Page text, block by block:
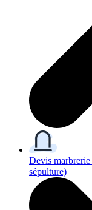
Devis marbrerie
sépulture)